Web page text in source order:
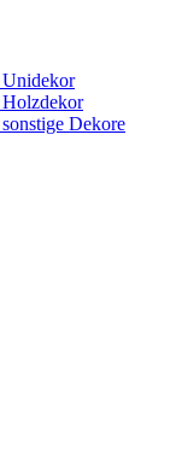
Unidekor
Dekore